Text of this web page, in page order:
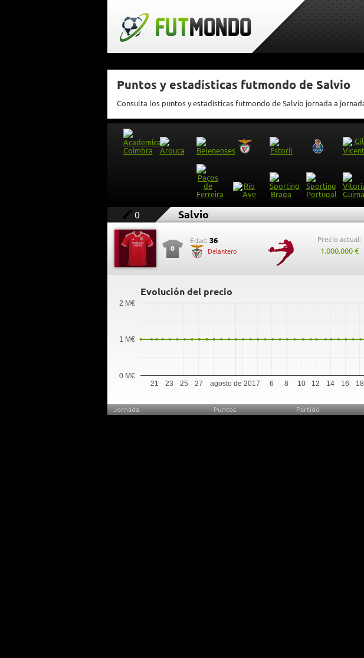
Puntos y estadísticas futmondo de Salvio
Consulta los puntos y estadísticas futmondo de Salvio jornada a
0 Salvio
0
Edad: 36
Delantero
Precio actual:
1.000.000 €
Evolución del precio
agosto de 2017
21 23 25 27 6 8 10 12 14 16 18
0 M€
1 M€
2 M€
Jornada Puntos Partido